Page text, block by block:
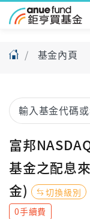
基金內頁
富邦
基金之配息
金)
切換級別
0手續費